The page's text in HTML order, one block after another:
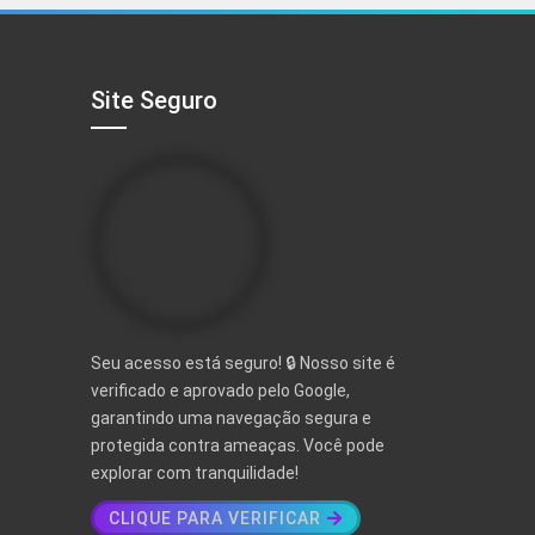
Site Seguro
Seu acesso está seguro! 🔒 Nosso site é
verificado e aprovado pelo Google,
garantindo uma navegação segura e
protegida contra ameaças. Você pode
explorar com tranquilidade!
CLIQUE PARA VERIFICAR